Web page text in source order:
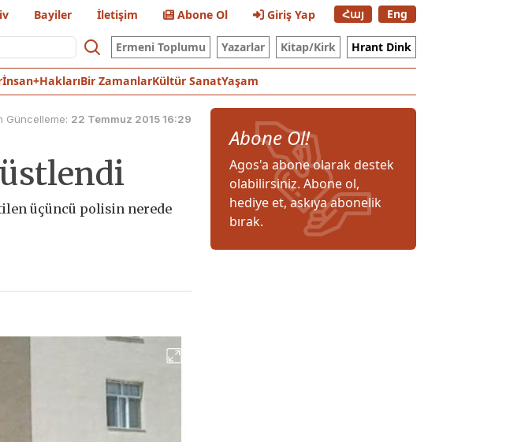
Bayiler İletişim Abone Ol Giriş Yap Հայ Eng
Ermeni Toplumu Yazarlar Kitap/Kirk Hrant Dink
İnsan+HaklarıBir ZamanlarKültür SanatYaşam
Güncelleme: 22 Temmuz 2015 16:29
üçüncü polisin nerede
Abone Ol!
Agos'a abone olarak destek
olabilirsiniz. Abone ol,
hediye et, askıya abonelik
bırak.